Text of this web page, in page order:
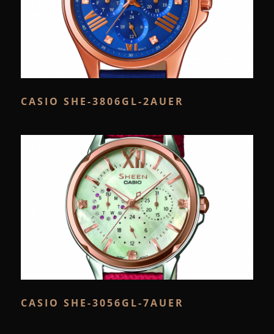
CASIO SHE-3806GL-2AUER
CASIO SHE-3056GL-7AUER